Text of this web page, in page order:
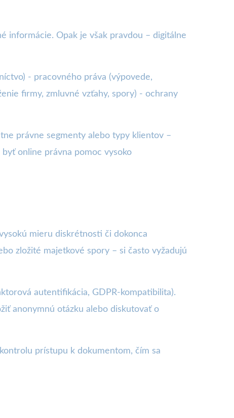
informácie. Opak je však pravdou – digitálne
- pracovného práva (výpovede,
firmy, zmluvné vzťahy, spory) - ochrany
právne segmenty alebo typy klientov –
online právna pomoc vysoko
mieru diskrétnosti či dokonca
zložité majetkové spory – si často vyžadujú
autentifikácia, GDPR-kompatibilita).
anonymnú otázku alebo diskutovať o
prístupu k dokumentom, čím sa